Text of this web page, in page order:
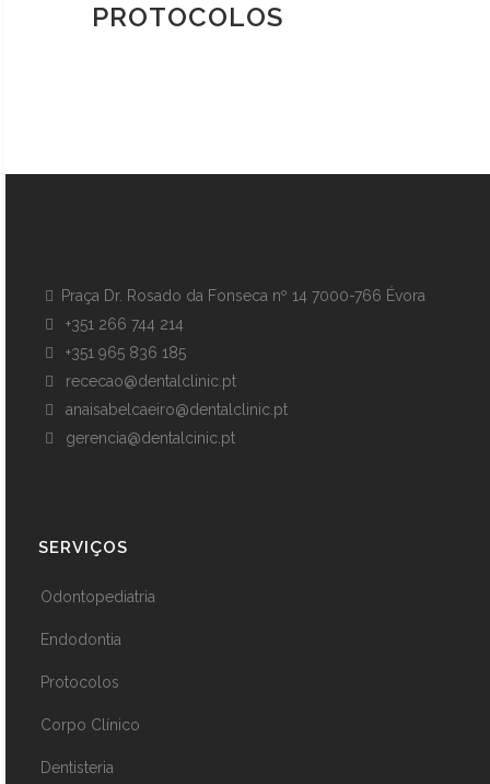
PROTOCOLOS
Praça Dr. Rosado da Fonseca nº 14 7000-766 Évora
+351 266 744 214
+351 965 836 185
rececao@dentalclinic.pt
anaisabelcaeiro@dentalclinic.pt
gerencia@dentalcinic.pt
SERVIÇOS
Odontopediatria
Endodontia
Protocolos
Corpo Clínico
Dentisteria